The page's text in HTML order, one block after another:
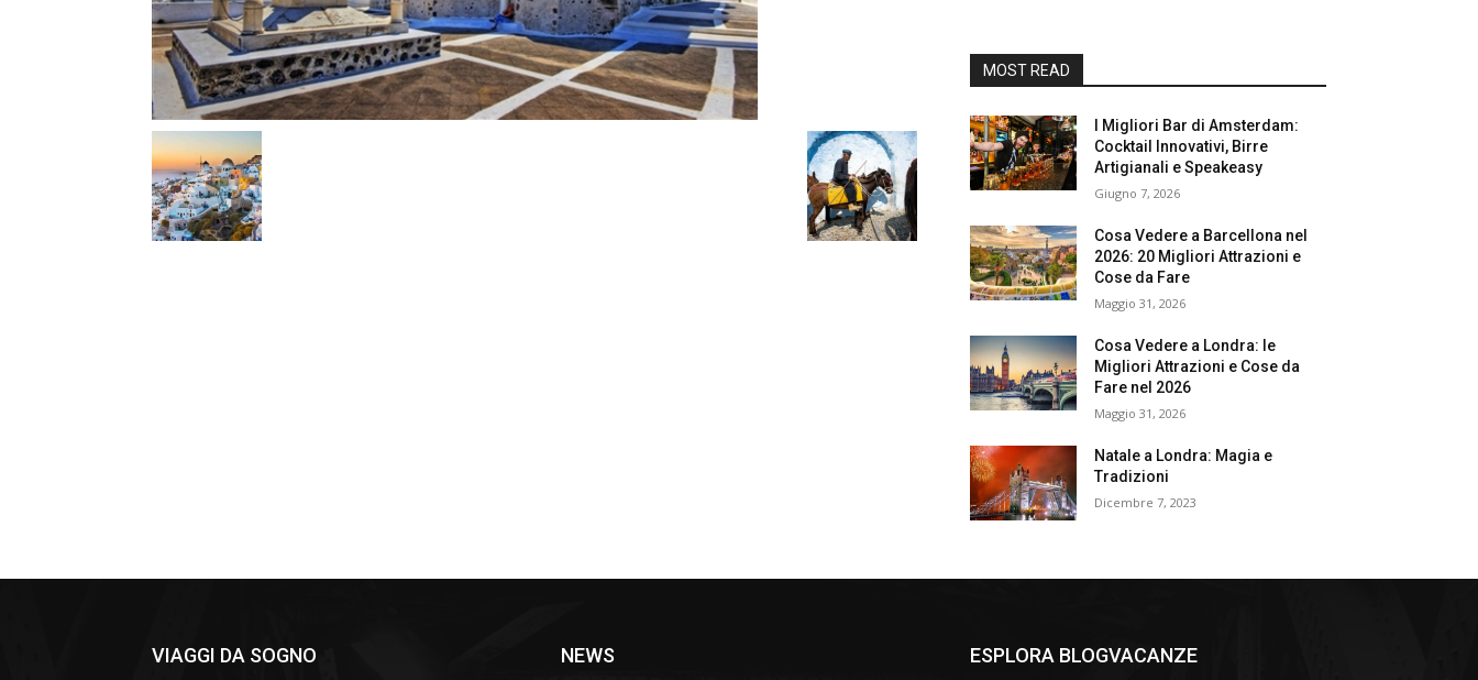
MOST READ
I Migliori Bar di Amsterdam:
Cocktail Innovativi, Birre
Artigianali e Speakeasy
Giugno 7, 2026
Cosa Vedere a Barcellona nel
2026: 20 Migliori Attrazioni e
Cose da Fare
Maggio 31, 2026
Cosa Vedere a Londra: le
Migliori Attrazioni e Cose da
Fare nel 2026
Maggio 31, 2026
Natale a Londra: Magia e
Tradizioni
Dicembre 7, 2023
VIAGGI DA SOGNO NEWS ESPLORA BLOGVACANZE